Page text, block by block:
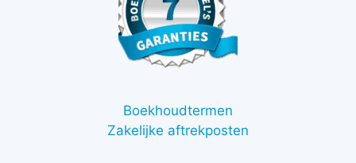
Boekhoudtermen
Zakelijke aftrekposten